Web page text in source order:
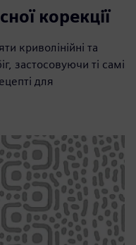
корекції
криволінійні та
застосовуючи ті самі
для